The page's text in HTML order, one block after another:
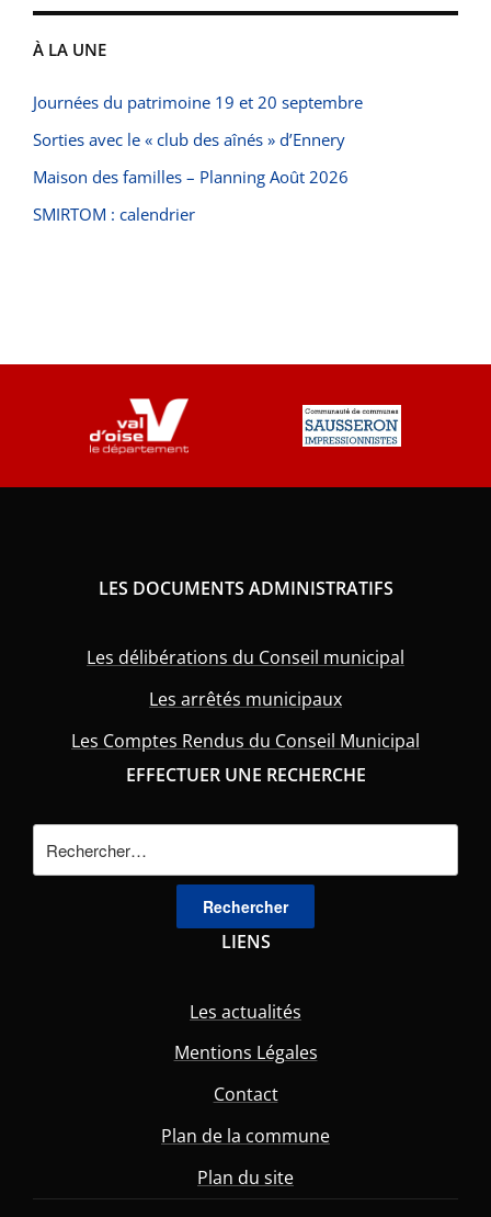
À LA UNE
Journées du patrimoine 19 et 20 septembre
Sorties avec le « club des aînés » d’Ennery
Maison des familles – Planning Août 2026
SMIRTOM : calendrier
LES DOCUMENTS ADMINISTRATIFS
Les délibérations du Conseil municipal
Les arrêtés municipaux
Les Comptes Rendus du Conseil Municipal
EFFECTUER UNE RECHERCHE
LIENS
Les actualités
Mentions Légales
Contact
Plan de la commune
Plan du site